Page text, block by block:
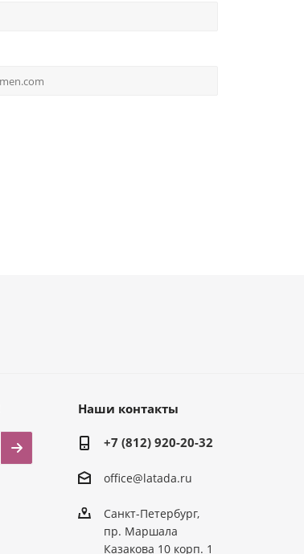
Наши контакты
+7 (812) 920-20-32
office@latada.ru
Санкт-Петербург,
пр. Маршала
Казакова 10 корп. 1